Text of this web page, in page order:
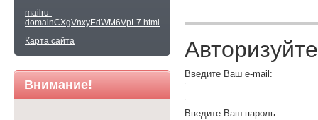
mailru-
domainCXgVnxyEdWM6VpL7.html
Карта сайта
Внимание!
Введите Ваш e-mail:
Введите Ваш пароль: